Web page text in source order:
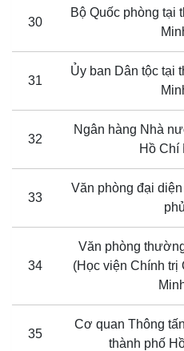
30
Bộ Quốc phòng tại
31
Ủy ban Dân tộc tại
32
Ngân hàng Nhà
Hồ Chí
33
Văn phòng đại
phủ
34
Văn phòng
(Học viện Chính trị
35
Cơ quan Thông
thành phố